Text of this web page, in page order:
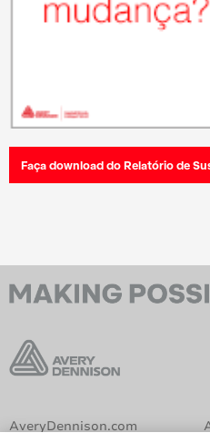
Faça download do Relatório de
AveryDennison.com